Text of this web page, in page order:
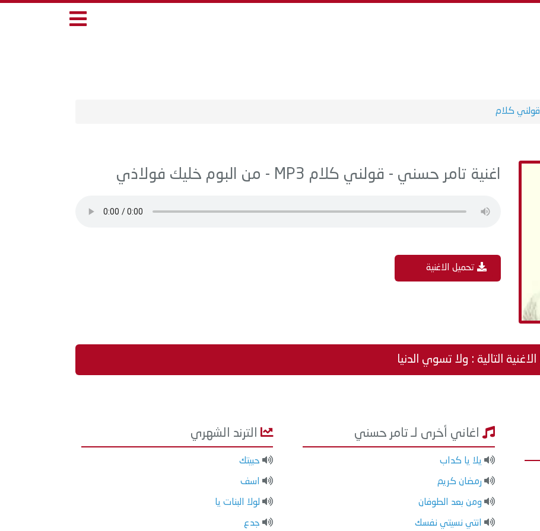
قولني كلام
اغنية تامر حسني - قولني كلام MP3 - من البوم خليك فولاذي
تحميل الاغنية
الاغنية التالية : ولا تسوي الدنيا
اغاني أخرى لـ تامر حسني
يلا يا كداب
رمضان كريم
ومن بعد الطوفان
انتي نسيتي نفسك
الترند الشهري
حبيتك
اسف
لولا البنات يا
جدع